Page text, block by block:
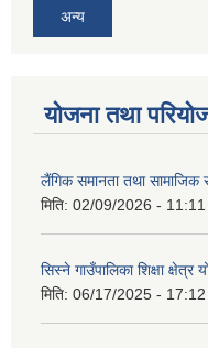
अन्य
योजना तथा
लैंगिक समानता तथा
मिति: 02/09/2026 - 11:11
सिस्ने गाउँपालिका शिक्षा
मिति: 06/17/2025 - 17:12